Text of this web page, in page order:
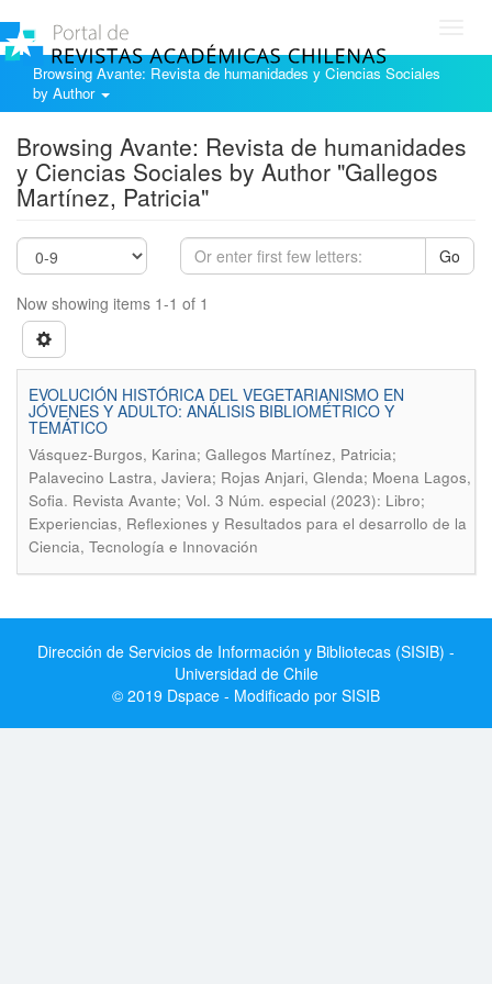
Browsing Avante: Revista de humanidades y Ciencias Sociales
by Author
Browsing Avante: Revista de humanidades
y Ciencias Sociales by Author "Gallegos
Martínez, Patricia"
Go
Now showing items 1-1 of 1
EVOLUCIÓN HISTÓRICA DEL VEGETARIANISMO EN
JÓVENES Y ADULTO: ANÁLISIS BIBLIOMÉTRICO Y
TEMÁTICO
Vásquez-Burgos, Karina; Gallegos Martínez, Patricia;
Palavecino Lastra, Javiera; Rojas Anjari, Glenda; Moena Lagos,
Sofia. Revista Avante; Vol. 3 Núm. especial (2023): Libro;
Experiencias, Reflexiones y Resultados para el desarrollo de la
Ciencia, Tecnología e Innovación
Dirección de Servicios de Información y Bibliotecas (SISIB) -
Universidad de Chile
© 2019 Dspace - Modificado por SISIB